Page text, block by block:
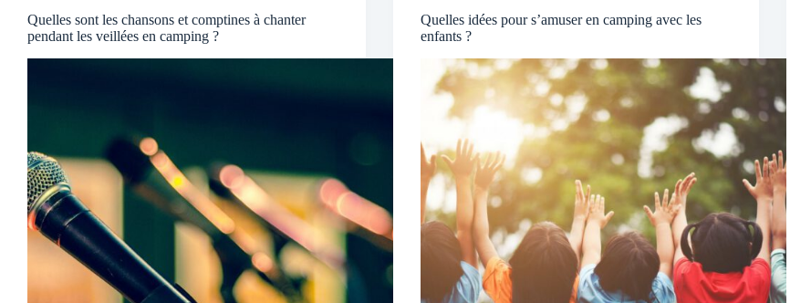
Quelles sont les chansons et comptines à chanter
pendant les veillées en camping ?
Quelles idées pour s’amuser en camping avec les
enfants ?